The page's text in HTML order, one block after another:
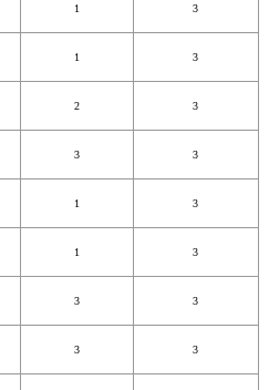
1 3
1 3
2 3
3 3
1 3
1 3
3 3
3 3